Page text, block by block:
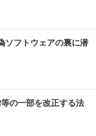
ソフトウェアの裏に潜
の一部を改正する法